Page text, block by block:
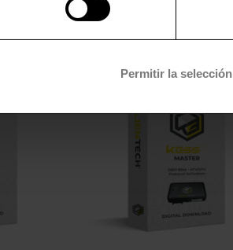
Permitir la selección